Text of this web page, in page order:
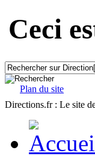
Ceci
Plan du site
Directions.fr : Le site